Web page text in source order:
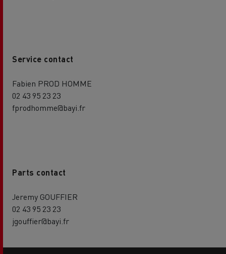
Service contact
Fabien PROD HOMME
02 43 95 23 23
fprodhomme@bayi.fr
Parts contact
Jeremy GOUFFIER
02 43 95 23 23
jgouffier@bayi.fr